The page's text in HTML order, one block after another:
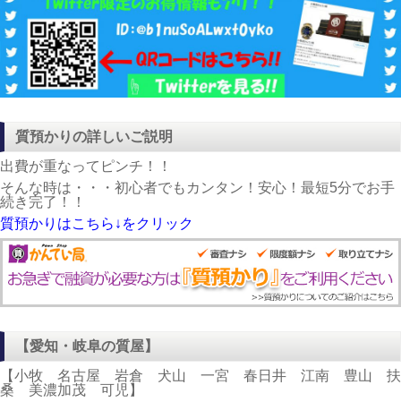
質預かりの詳しいご説明
出費が重なってピンチ！！
そんな時は・・・初心者でもカンタン！安心！最短5分でお手
続き完了！！
質預かりはこちら↓をクリック
【愛知・岐阜の質屋】
【小牧 名古屋 岩倉 犬山 一宮 春日井 江南 豊山 扶
桑 美濃加茂 可児】